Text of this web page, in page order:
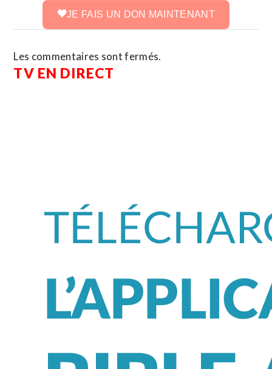
JE FAIS UN DON MAINTENANT
Les commentaires sont fermés.
TV EN DIRECT